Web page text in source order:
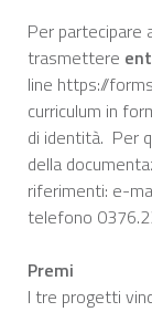
Per partecipare
trasmettere
line https://
curriculum in
di identità. Per
della
riferimenti: e-
telefono
Premi
I tre progetti